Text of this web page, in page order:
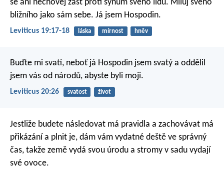
se ani nechovej zášť proti synům svého lidu. Miluj svého
bližního jako sám sebe. Já jsem Hospodin.
Leviticus 19:17-18 láska mírnost hněv
Buďte mi svatí, neboť já Hospodin jsem svatý a oddělil
jsem vás od národů, abyste byli moji.
Leviticus 20:26 svatost život
Jestliže budete následovat má pravidla a zachovávat má
přikázání a plnit je, dám vám vydatné deště ve správný
čas, takže země vydá svou úrodu a stromy v sadu vydají
své ovoce.